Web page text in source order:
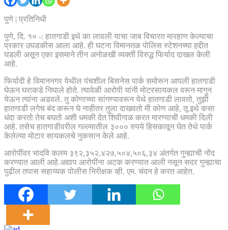
पुणे | प्रतिनिधी
पुणे, दि. १० -: हातगाडी इथे का लावली याचा जाब विचारत मारहाण केल्याचा
प्रकार उघडकीस आला आहे. ही घटना विमानतळ पोलिस स्टेशनच्या हद्दीत
घडली असून एका इसमाने तीन अनोळखी व्यक्तीं विरुद्ध फिर्याद दाखल केली
आहे.
फिर्यादी हे विमाननगर येथील पंचशील बिसनेस पार्क समोरून आपली हातगाडी
घेऊन घराकडे निघाले होते. त्यावेळी आरोपी यांनी मोटरसायकल वरून मागुन
येऊन त्यांना अडवले. तु कोणाच्या सांगण्यावरून येथे हातगाडी लावतो, तुझी
हातगाडी लगेच बंद करून घे नाहीतर तुला दाखवतो मी कोण आहे, तू इथे कसा
धंदा करतो तेच बघतो अशी धमकी देत शिवीगाळ करत मारण्याची धमकी दिली
आहे. तसेच हातगाडीवरील गल्ल्यातील ३००० रुपये हिसकावून घेत तेथे पार्क
केलेल्या मोटार सायकलचे नुकसान केले आहे.
आरोपींवर भादवि कलम ३९२,३५२,४२७,५०४,५०६,३४ अंतर्गत गुन्ह्याची नोंद
करण्यात आली आहे.अद्याप आरोपींना अटक करण्यात आली नसून सदर गुन्ह्याचा
पुढील तपास सहाय्यक पोलीस निरीक्षक व्ही. एम. चंदन हे करत आहेत.